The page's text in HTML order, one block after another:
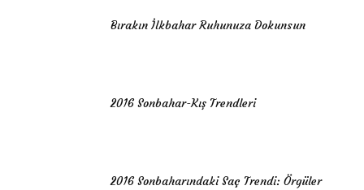
Bırakın İlkbahar Ruhunuza Dokunsun
2016 Sonbahar-Kış Trendleri
2016 Sonbaharındaki Saç Trendi: Örgüler